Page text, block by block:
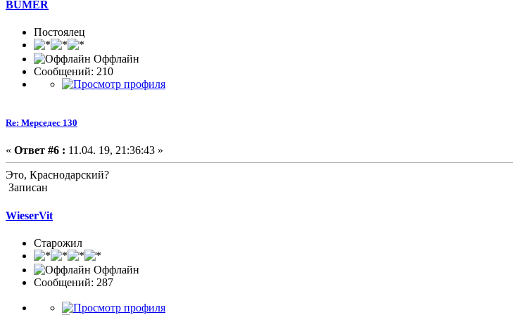
BUMER
Постоялец
Оффлайн
Сообщений: 210
Re: Мерседес 130
« Ответ #6 : 11.04. 19, 21:36:43 »
Это, Краснодарский?
Записан
WieserVit
Старожил
Оффлайн
Сообщений: 287